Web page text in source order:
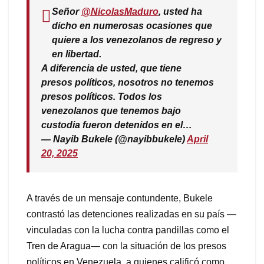
Señor @NicolasMaduro, usted ha
dicho en numerosas ocasiones que
quiere a los venezolanos de regreso y
en libertad.
A diferencia de usted, que tiene
presos políticos, nosotros no tenemos
presos políticos. Todos los
venezolanos que tenemos bajo
custodia fueron detenidos en el…
— Nayib Bukele (@nayibbukele)April
20, 2025
A través de un mensaje contundente, Bukele
contrastó las detenciones realizadas en su país —
vinculadas con la lucha contra pandillas como el
Tren de Aragua— con la situación de los presos